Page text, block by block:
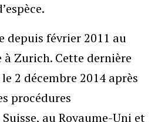
depuis février 2011 au
à Zurich. Cette dernière
2 décembre 2014 après
procédures
au Royaume-Uni et